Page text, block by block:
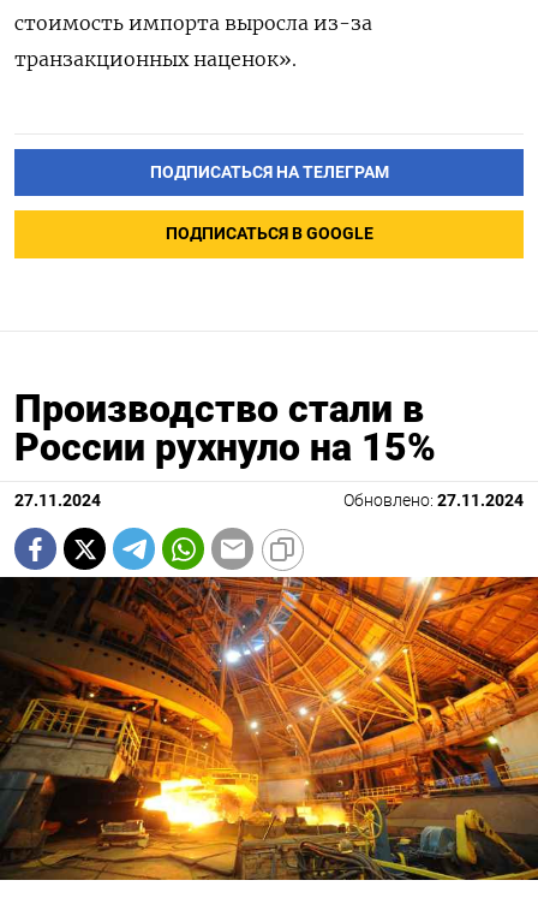
стоимость импорта выросла из-за
транзакционных наценок».
ПОДПИСАТЬСЯ НА ТЕЛЕГРАМ
ПОДПИСАТЬСЯ В GOOGLE
Производство стали в
России рухнуло на 15%
27.11.2024 Обновлено: 27.11.2024